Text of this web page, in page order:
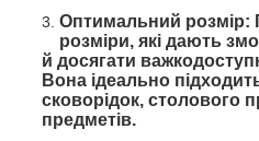
Оптимальний розмір:
розміри, які дають
й досягати
Вона ідеально
сковорідок, столового
предметів.